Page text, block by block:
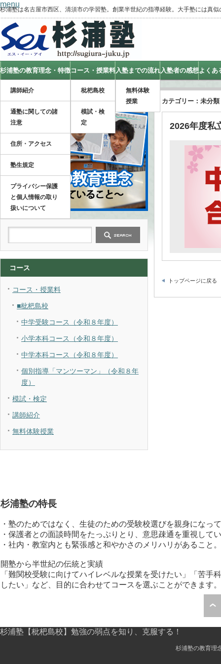
杉浦塾は名古屋市西区、清須市の学習塾。創業半世紀の指導経験。大手塾には真
menu
杉浦塾の教育理念・特徴
講師紹介
通塾に関しての諸
注意
住所・アクセス
塾生規定
プライバシー保護
と個人情報の取り
扱いについて
コース・授業料
枇杷島校
模試・検
定
入塾までの流れ
無料体験
授業
入塾者の感想よくあ
カテゴリー：未分類
2026年度
トップページに戻る
コース
コース・授業料
■枇杷島校
中学受験コース（令和８年度）
小学本科コース（令和８年度）
中学本科コース（令和８年度）
個別指導「マンツーマン」（令和８年
度）
模試・検定
講師紹介
無料体験授業
杉浦塾の特長
・塾のためではなく、生徒のための受験校選びを親身になっ
・保護者との面談時間をたっぷりとり、意思疎通を重視して
・社内・教室内とも緊張感と和やかさのメリハリがあること。
開塾から半世紀の伝統と実績
「難関校受験に向けてハイレベルな授業を受けたい」「苦手
したい」など、目的に合わせてコースを選ぶことができます。
杉浦塾【枇杷島校】勉強の弱点を知り、克服する！
杉浦塾の教育理